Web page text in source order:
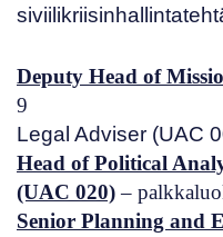
Deputy Head of
9
Legal Adviser (UAC
Head of Political
(UAC 020)–
Senior Planning and